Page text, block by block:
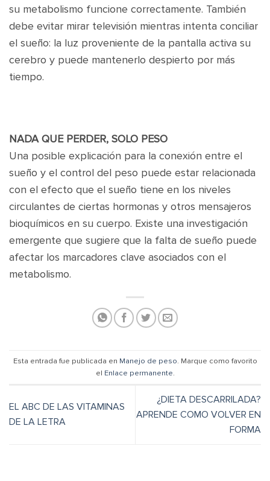
su metabolismo funcione correctamente. También
debe evitar mirar televisión mientras intenta conciliar
el sueño: la luz proveniente de la pantalla activa su
cerebro y puede mantenerlo despierto por más
tiempo.
NADA QUE PERDER, SOLO PESO
Una posible explicación para la conexión entre el
sueño y el control del peso puede estar relacionada
con el efecto que el sueño tiene en los niveles
circulantes de ciertas hormonas y otros mensajeros
bioquímicos en su cuerpo. Existe una investigación
emergente que sugiere que la falta de sueño puede
afectar los marcadores clave asociados con el
metabolismo.
Esta entrada fue publicada en Manejo de peso. Marque como favorito
el Enlace permanente.
EL ABC DE LAS VITAMINAS
DE LA LETRA
¿DIETA DESCARRILADA?
APRENDE COMO VOLVER EN
FORMA